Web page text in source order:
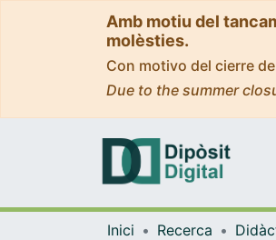
Amb motiu del
molèsties.
Con motivo del cierre
Due to the summer
Inici Recerca